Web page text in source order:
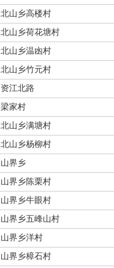
北山乡高楼村
北山乡荷花塘村
北山乡温凼村
北山乡竹元村
资江北路
梁家村
北山乡满塘村
北山乡杨柳村
山界乡
山界乡陈栗村
山界乡牛眼村
山界乡五峰山村
山界乡洋村
山界乡樟石村